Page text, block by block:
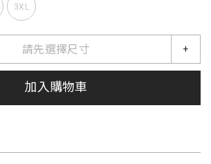
3XL
請先選擇尺寸 +
加入購物車